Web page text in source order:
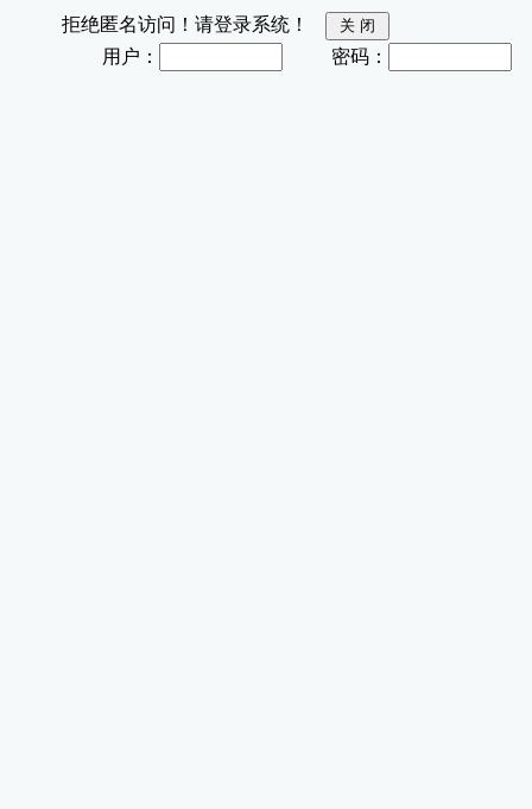
拒绝匿名访问！请登录系统！
用户：
密码：